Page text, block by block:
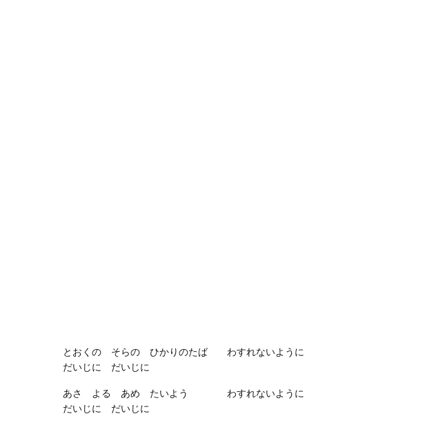
とおくの そらの ひかりのたば わすれないように
だいじに だいじに
あさ よる あめ たいよう わすれないように
だいじに だいじに